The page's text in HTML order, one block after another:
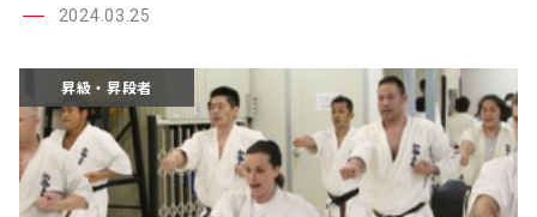
2024.03.25
昇級・昇段者